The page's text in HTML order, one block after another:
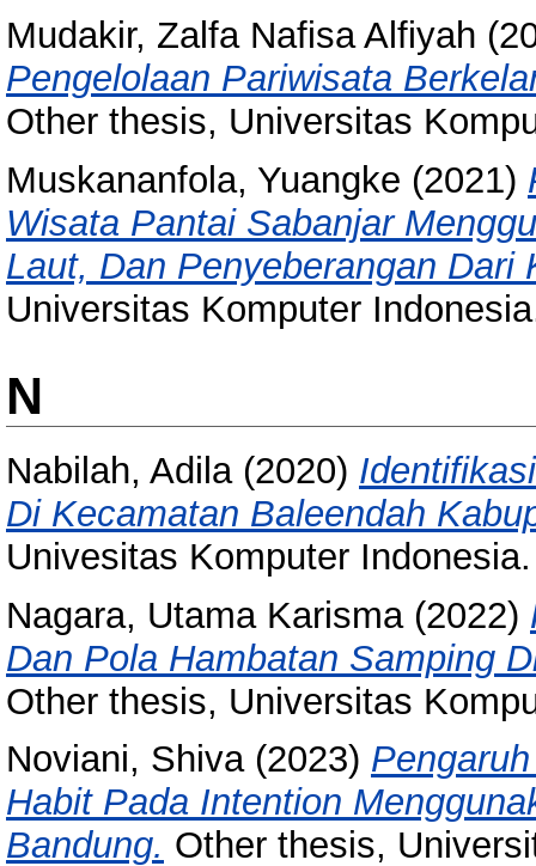
Mudakir, Zalfa Nafisa Alfiyah
Pengelolaan Pariwisata
Other thesis, Universitas
Muskananfola, Yuangke (2021)
Wisata Pantai Sabanjar
Laut, Dan Penyeberangan Dari
Universitas Komputer
N
Nabilah, Adila(2020)
Di Kecamatan Baleendah
Univesitas Komputer Indonesia.
Nagara, Utama Karisma(2022)
Dan Pola Hambatan Samping
Other thesis, Universitas
Noviani, Shiva(2023)
Habit Pada Intention
Bandung. Other thesis,